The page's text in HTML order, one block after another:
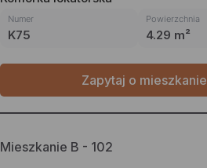
Numer
K75
Powierzchnia
4.29 m²
Zapytaj o mieszkanie
Mieszkanie B - 102